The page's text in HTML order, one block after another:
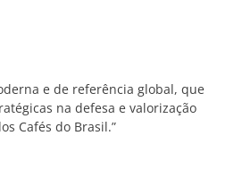
e de referência global, que
na defesa e valorização
Cafés do Brasil.”